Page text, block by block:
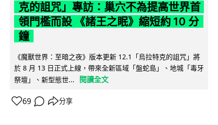
克的詛咒」專訪：巢穴不為提高世界首
領門檻而設 《諸王之眠》縮短約 10 分
鐘
《魔獸世界：至暗之夜》版本更新 12.1「烏拉特克的詛咒」將
於 8 月 13 日正式上線，帶來全新區域「盤蛇島」、地城「毒牙
祭壇」、新型態世...
閱讀全文
69 分享